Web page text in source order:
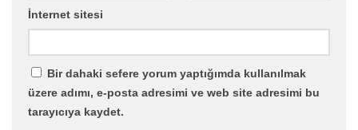
İnternet sitesi
Bir dahaki sefere yorum yaptığımda kullanılmak
üzere adımı, e-posta adresimi ve web site adresimi bu
tarayıcıya kaydet.